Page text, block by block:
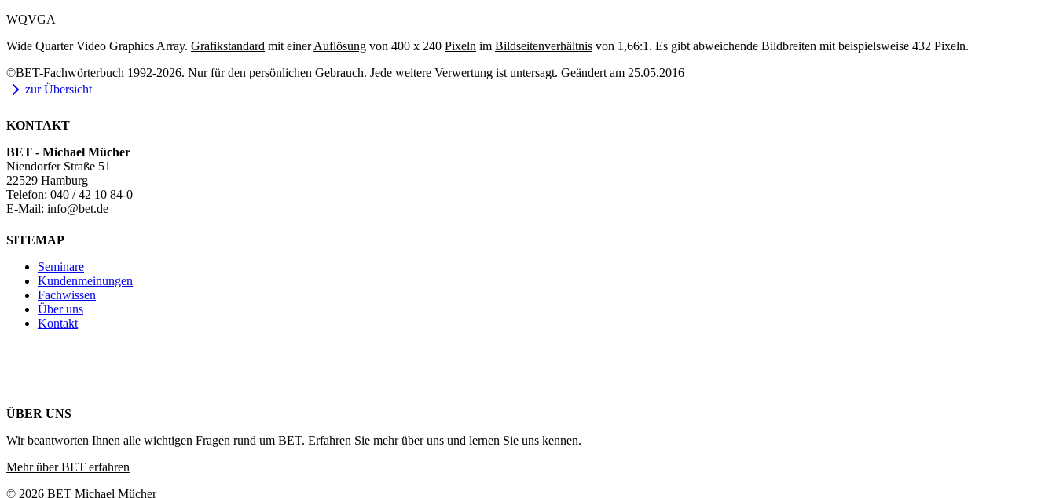
WQVGA
Wide Quarter Video Graphics Array. Grafikstandard mit einerAuflösung von 400 x 240 Pixeln im Bildseitenverhältnis von 1,66:1. Es gibt abweichende Bildbreiten mit beispielsweise 432 Pixeln.
©BET-Fachwörterbuch 1992-2026. Nur für den persönlichen Gebrauch. Jede weitere Verwertung ist untersagt. Geändert am 25.05.2016
zur Übersicht
KONTAKT
BET - Michael Mücher
Niendorfer Straße 51
22529 Hamburg
Telefon: 040 / 42 10 84-0
E-Mail: info@bet.de
SITEMAP
Seminare
Kundenmeinungen
Fachwissen
Über uns
Kontakt
ÜBER UNS
Wir beantworten Ihnen alle wichtigen Fragen rund um BET. Erfahren Sie mehr über uns und lernen Sie uns kennen.
Mehr über BET erfahren
© 2026 BET Michael Mücher